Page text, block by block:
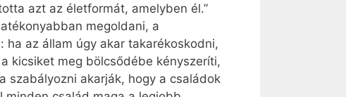
azt az életformát, amelyben él.”
megoldani, a
az állam úgy akar takarékoskodni,
kicsiket meg bölcsődébe kényszeríti,
szabályozni akarják, hogy a családok